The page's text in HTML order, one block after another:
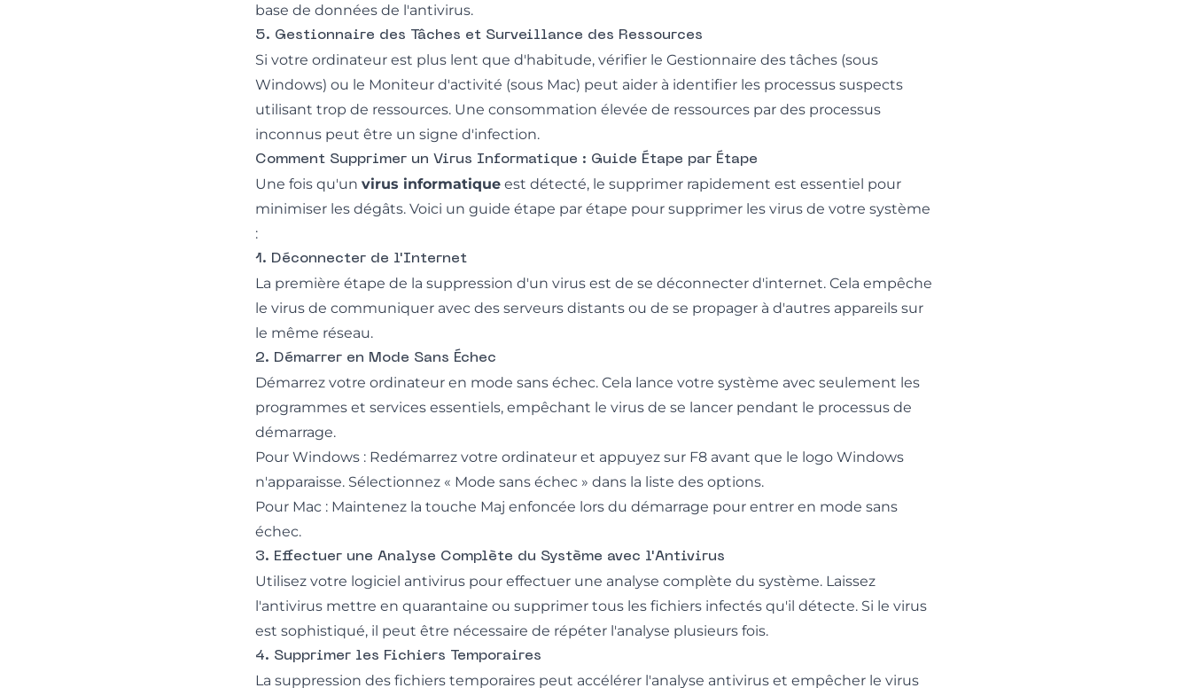
base de données de l'antivirus.
5. Gestionnaire des Tâches et Surveillance des Ressources
Si votre ordinateur est plus lent que d'habitude, vérifier le Gestionnaire des tâches (sous
Windows) ou le Moniteur d'activité (sous Mac) peut aider à identifier les processus suspects
utilisant trop de ressources. Une consommation élevée de ressources par des processus
inconnus peut être un signe d'infection.
Comment Supprimer un Virus Informatique : Guide Étape par Étape
Une fois qu'un virus informatique est détecté, le supprimer rapidement est essentiel pour
minimiser les dégâts. Voici un guide étape par étape pour supprimer les virus de votre système
:
1. Déconnecter de l'Internet
La première étape de la suppression d'un virus est de se déconnecter d'internet. Cela empêche
le virus de communiquer avec des serveurs distants ou de se propager à d'autres appareils sur
le même réseau.
2. Démarrer en Mode Sans Échec
Démarrez votre ordinateur en mode sans échec. Cela lance votre système avec seulement les
programmes et services essentiels, empêchant le virus de se lancer pendant le processus de
démarrage.
Pour Windows : Redémarrez votre ordinateur et appuyez sur F8 avant que le logo Windows
n'apparaisse. Sélectionnez « Mode sans échec » dans la liste des options.
Pour Mac : Maintenez la touche Maj enfoncée lors du démarrage pour entrer en mode sans
échec.
3. Effectuer une Analyse Complète du Système avec l'Antivirus
Utilisez votre logiciel antivirus pour effectuer une analyse complète du système. Laissez
l'antivirus mettre en quarantaine ou supprimer tous les fichiers infectés qu'il détecte. Si le virus
est sophistiqué, il peut être nécessaire de répéter l'analyse plusieurs fois.
4. Supprimer les Fichiers Temporaires
La suppression des fichiers temporaires peut accélérer l'analyse antivirus et empêcher le virus